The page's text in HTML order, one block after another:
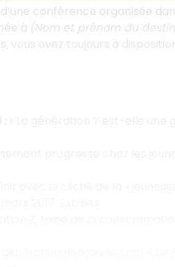
conférence organisée
à (Nom et prénom du